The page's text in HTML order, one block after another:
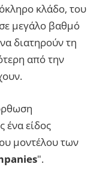
κλάδο, του
μεγάλο βαθμό
διατηρούν τη
από την
ένα είδος
μοντέλου των
".